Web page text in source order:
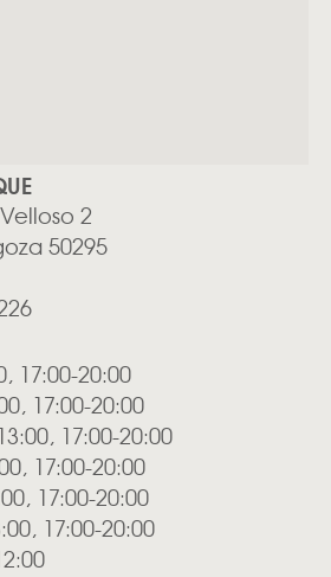
2
50295
17:00-20:00
17:00-20:00
17:00-20:00
17:00-20:00
17:00-20:00
17:00-20:00